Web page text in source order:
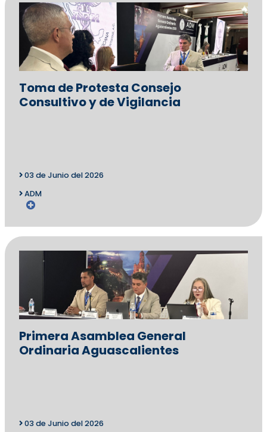
Toma de Protesta Consejo
Consultivo y de Vigilancia
03 de Junio del 2026
ADM
Primera Asamblea General
Ordinaria Aguascalientes
03 de Junio del 2026